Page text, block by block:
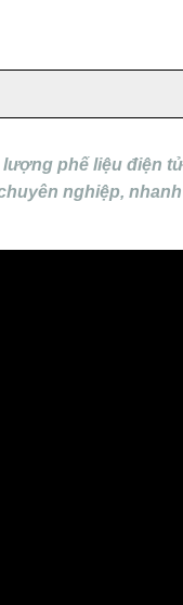
phế liệu điện
nghiệp,